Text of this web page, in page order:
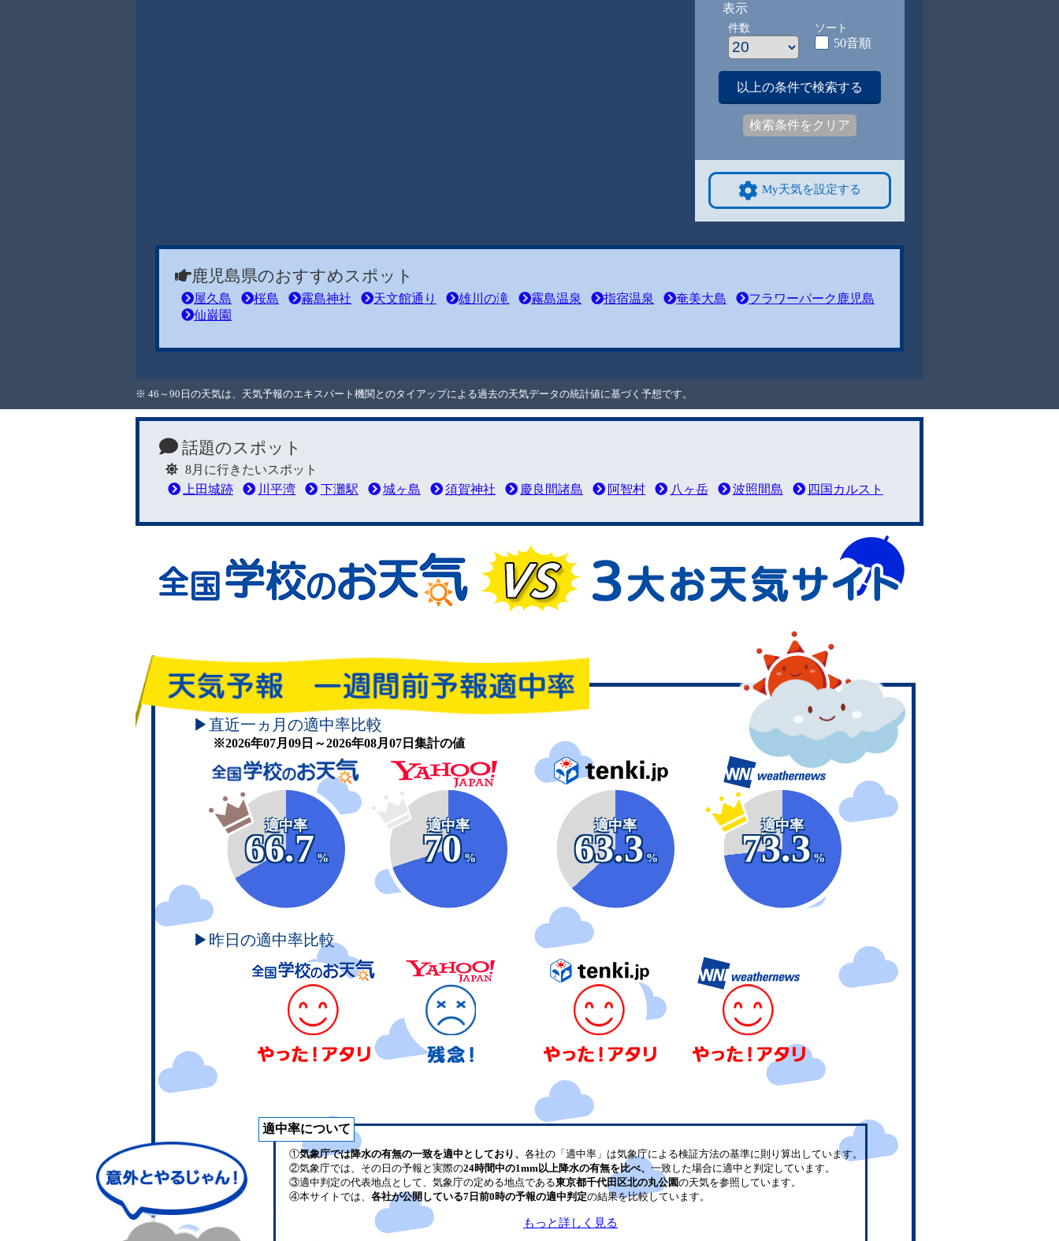
表示
件数 ソート
50音順
以上の条件で検索する
検索条件をクリア
My天気を設定する
鹿児島県のおすすめスポット
屋久島 桜島 霧島神社 天文館通り 雄川の滝 霧島温泉 指宿温泉 奄美大島
フラワーパーク鹿児島
仙巌園
※ 46～90日の天気は、天気予報のエキスパート機関とのタイアップによる過去の天気データの統計値に基づく予想です。
話題のスポット
8月に行きたいスポット
上田城跡
川平湾 下灘駅 城ヶ島 須賀神社 慶良間諸島 阿智村 八ヶ岳 波照間島 四国カルスト
▶直近一ヵ月の適中率比較
※2026年07月09日～2026年08月07日集計の値
適中率
66.7
%
適中率
70
%
適中率
63.3
%
適中率
73.3
%
▶昨日の適中率比較
適中率について
①気象庁では降水の有無の一致を適中としており、 各社の「適中率」は気象庁による検証方法の基準に則り算出しています。
②気象庁では、その日の予報と実際の24時間中の1mm以上降水の有無を比べ、 一致した場合に適中と判定しています。
③適中判定の代表地点として、気象庁の定める地点である東京都千代田区北の丸公園の天気を参照しています。
④本サイトでは、 各社が公開している7日前0時の予報の適中判定の結果を比較しています。
もっと詳しく見る